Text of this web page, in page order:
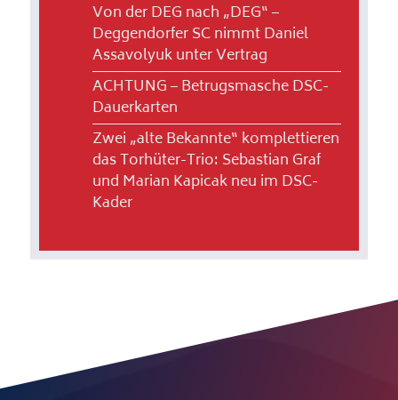
Von der DEG nach „DEG“ –
Deggendorfer SC nimmt Daniel
Assavolyuk unter Vertrag
ACHTUNG – Betrugsmasche DSC-
Dauerkarten
Zwei „alte Bekannte“ komplettieren
das Torhüter-Trio: Sebastian Graf
und Marian Kapicak neu im DSC-
Kader